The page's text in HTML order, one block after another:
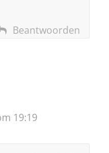
Beantwoorden
19:19